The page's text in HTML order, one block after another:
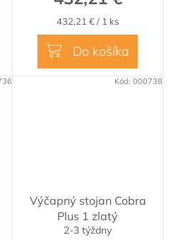
Jednotková
cena:
432,21 € / 1 ks
Do košíka
Výčapný stojan Cobra
Plus 1 zlatý
2-3 týždny
Kód: 000738